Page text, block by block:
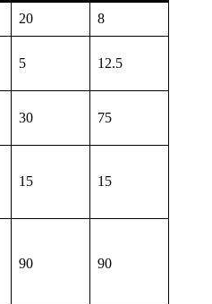
20 8
5 12.5
30 75
15 15
90 90